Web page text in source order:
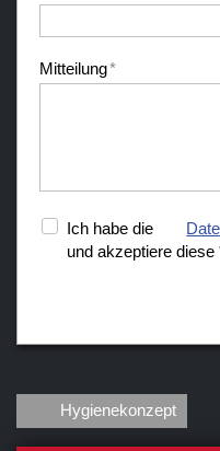
Mitteilung*
Ich habe die
und akzeptiere diese
Hygienekonzept